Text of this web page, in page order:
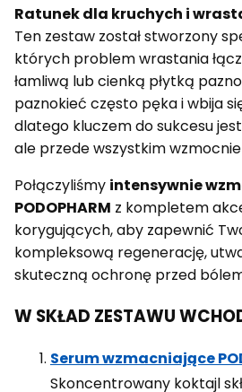
Ratunek dla kruchych i
Ten zestaw został stworzony
których problem wrastania
łamliwą lub cienką płytką
paznokieć często pęka i wbija
dlatego kluczem do sukcesu
ale przede wszystkim
Połączyliśmy intensywnie
PODOPHARM z kompletem
korygujących, aby zapewnić
kompleksową regenerację,
skuteczną ochronę przed
W SKŁAD ZESTAWU
Serum wzmacniające
Skoncentrowany koktajl